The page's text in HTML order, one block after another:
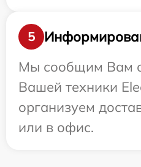
5
Мы сообщим Вам о
Вашей техники
организуем
или в офис.